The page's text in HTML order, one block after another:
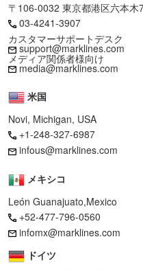
〒106-0032 東京都港区六本木
03-4241-3907
カスタマーサポートデスク
support@marklines.com
メディア関係者様向け
media@marklines.com
米国
Novi, Michigan, USA
+1-248-327-6987
infous@marklines.com
メキシコ
León Guanajuato,Mexico
+52-477-796-0560
infomx@marklines.com
ドイツ